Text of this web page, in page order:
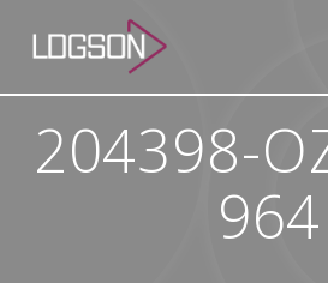
204398-
964